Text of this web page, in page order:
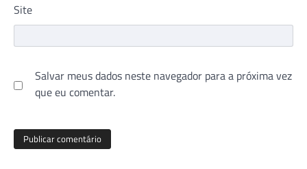
Site
Salvar meus dados neste navegador para a próxima vez
que eu comentar.